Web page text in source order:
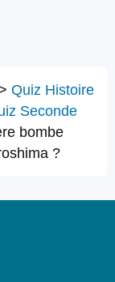
Quiz Histoire
Seconde
bombe
?